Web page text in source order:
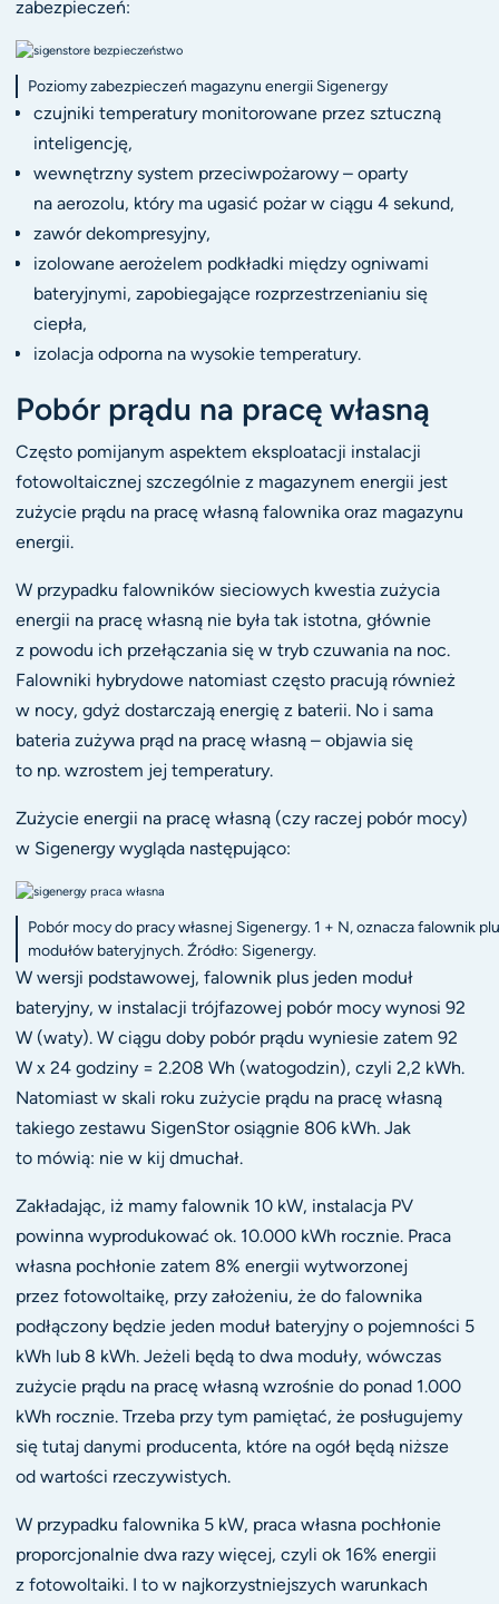
zabezpieczeń:
Poziomy zabezpieczeń magazynu energii Sigenergy
czujniki temperatury monitorowane przez sztuczną
inteligencję,
wewnętrzny system przeciwpożarowy – oparty
na aerozolu, który ma ugasić pożar w ciągu 4 sekund,
zawór dekompresyjny,
izolowane aerożelem podkładki między ogniwami
bateryjnymi, zapobiegające rozprzestrzenianiu się
ciepła,
izolacja odporna na wysokie temperatury.
Pobór prądu na pracę własną
Często pomijanym aspektem eksploatacji instalacji
fotowoltaicznej szczególnie z magazynem energii jest
zużycie prądu na pracę własną falownika oraz magazynu
energii.
W przypadku falowników sieciowych kwestia zużycia
energii na pracę własną nie była tak istotna, głównie
z powodu ich przełączania się w tryb czuwania na noc.
Falowniki hybrydowe natomiast często pracują również
w nocy, gdyż dostarczają energię z baterii. No i sama
bateria zużywa prąd na pracę własną – objawia się
to np. wzrostem jej temperatury.
Zużycie energii na pracę własną (czy raczej pobór mocy)
w Sigenergy wygląda następująco:
Pobór mocy do pracy własnej Sigenergy. 1 + N, oznacza falownik
modułów bateryjnych. Źródło: Sigenergy.
W wersji podstawowej, falownik plus jeden moduł
bateryjny, w instalacji trójfazowej pobór mocy wynosi 92
W (waty). W ciągu doby pobór prądu wyniesie zatem 92
W x 24 godziny = 2.208 Wh (watogodzin), czyli 2,2 kWh.
Natomiast w skali roku zużycie prądu na pracę własną
takiego zestawu SigenStor osiągnie 806 kWh. Jak
to mówią: nie w kij dmuchał.
Zakładając, iż mamy falownik 10 kW, instalacja PV
powinna wyprodukować ok. 10.000 kWh rocznie. Praca
własna pochłonie zatem 8% energii wytworzonej
przez fotowoltaikę, przy założeniu, że do falownika
podłączony będzie jeden moduł bateryjny o pojemności 5
kWh lub 8 kWh. Jeżeli będą to dwa moduły, wówczas
zużycie prądu na pracę własną wzrośnie do ponad 1.000
kWh rocznie. Trzeba przy tym pamiętać, że posługujemy
się tutaj danymi producenta, które na ogół będą niższe
od wartości rzeczywistych.
W przypadku falownika 5 kW, praca własna pochłonie
proporcjonalnie dwa razy więcej, czyli ok 16% energii
z fotowoltaiki. I to w najkorzystniejszych warunkach